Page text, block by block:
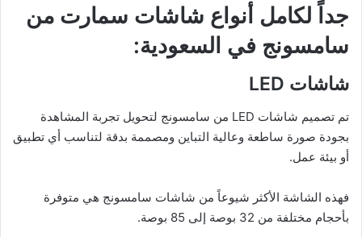
جداً لكامل أنواع شاشات سمارت من
سامسونج في السعودية:
شاشات LED
تم تصميم شاشات LED من سامسونج لتحويل تجربة المشاهدة
بجودة صورة ساطعة وعالية التباين ومصممة بدقة لتناسب أي تطبيق
أو بيئة عمل.
فهذه الشاشة الأكثر شيوعاً من شاشات سامسونج هي متوفرة
بأحجام مختلفة من 32 بوصة إلى 85 بوصة.